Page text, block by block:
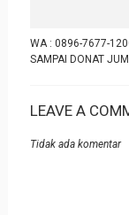
WA : 0896-7677-
SAMPAI DONAT
LEAVE A
Tidak ada komentar